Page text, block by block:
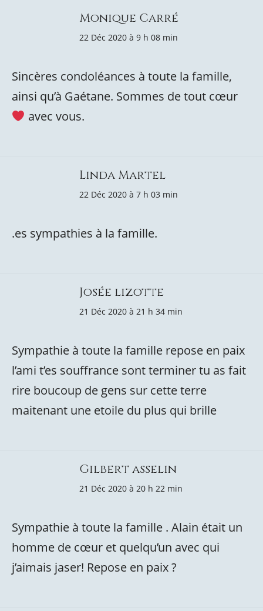
Monique Carré
22 Déc 2020 à 9 h 08 min
Sincères condoléances à toute la famille,
ainsi qu’à Gaétane. Sommes de tout cœur
avec vous.
Linda Martel
22 Déc 2020 à 7 h 03 min
.es sympathies à la famille.
Josée lizotte
21 Déc 2020 à 21 h 34 min
Sympathie à toute la famille repose en paix
l’ami t’es souffrance sont terminer tu as fait
rire boucoup de gens sur cette terre
maitenant une etoile du plus qui brille
Gilbert asselin
21 Déc 2020 à 20 h 22 min
Sympathie à toute la famille . Alain était un
homme de cœur et quelqu’un avec qui
j’aimais jaser! Repose en paix ?